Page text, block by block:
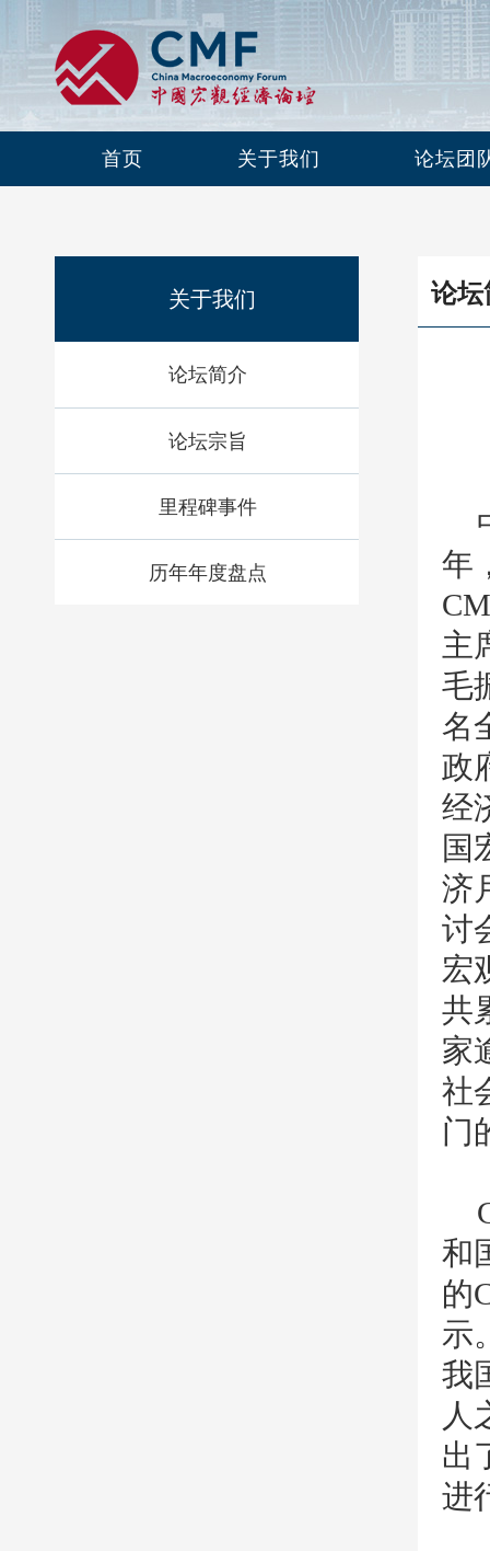
首页 关于我们 论坛团
关于我们
论坛简介
论坛宗旨
里程碑事件
历年年度盘点
论坛
年
主
毛
名
政
经
国
济
讨
宏
共
家
社
门
和
的
示
我
人
出
进